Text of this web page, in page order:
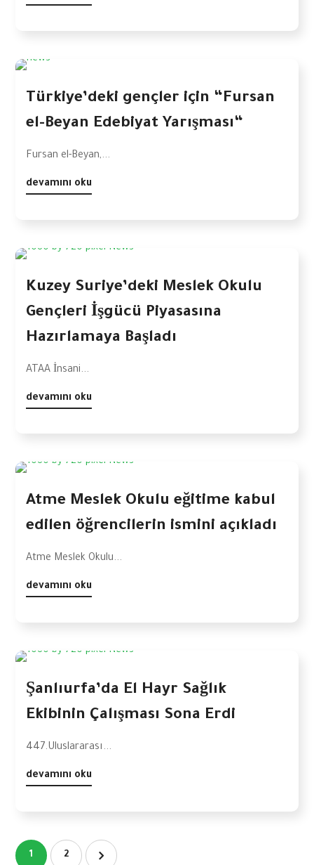
Türkiye’deki gençler için “Fursan
el-Beyan Edebiyat Yarışması“
Fursan el-Beyan,...
devamını oku
Kuzey Suriye’deki Meslek Okulu
Gençleri İşgücü Piyasasına
Hazırlamaya Başladı
ATAA İnsani...
devamını oku
Atme Meslek Okulu eğitime kabul
edilen öğrencilerin ismini açıkladı
Atme Meslek Okulu...
devamını oku
Şanlıurfa’da El Hayr Sağlık
Ekibinin Çalışması Sona Erdi
447.Uluslararası...
devamını oku
1 2